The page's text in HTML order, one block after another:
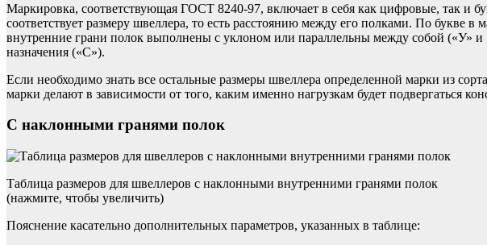
Маркировка, соответствующая ГОСТ 8240-97, включает в себя как цифровые, так и
соответствует размеру швеллера, то есть расстоянию между его полками. По букве
внутренние грани полок выполнены с уклоном или параллельны между собой («У»
назначения («С»).
Если необходимо знать все остальные размеры швеллера определенной марки из
марки делают в зависимости от того, каким именно нагрузкам будет подвергаться
С наклонными гранями полок
Таблица размеров для швеллеров с наклонными внутренними гранями полок
(нажмите, чтобы увеличить)
Пояснение касательно дополнительных параметров, указанных в таблице: